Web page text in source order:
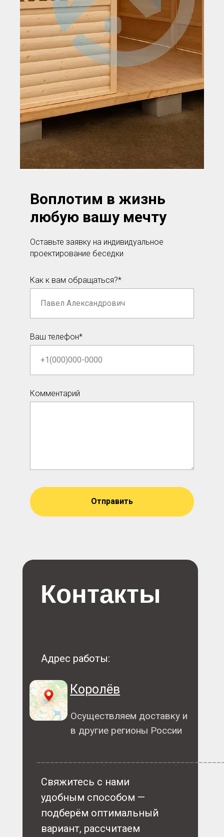
Воплотим в жизнь
любую вашу мечту
Оставьте заявку на индивидуальное
проектирование беседки
Как к вам обращаться?*
Ваш телефон*
Комментарий
Отправить
Свяжитесь с нами
удобным способом —
подберём оптимальный
вариант, рассчитаем
Контакты
Осуществляем доставку и
в другие регионы России
Королёв
Адрес работы: